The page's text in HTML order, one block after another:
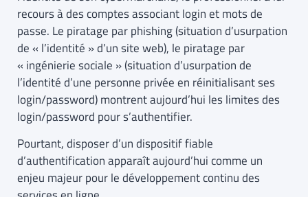
recours à des comptes associant login et mots de
passe. Le piratage par phishing (situation d’usurpation
de « l’identité » d’un site web), le piratage par
« ingénierie sociale » (situation d’usurpation de
l’identité d’une personne privée en réinitialisant ses
login/password) montrent aujourd’hui les limites des
login/password pour s’authentifier.
Pourtant, disposer d’un dispositif fiable
d’authentification apparaît aujourd’hui comme un
enjeu majeur pour le développement continu des